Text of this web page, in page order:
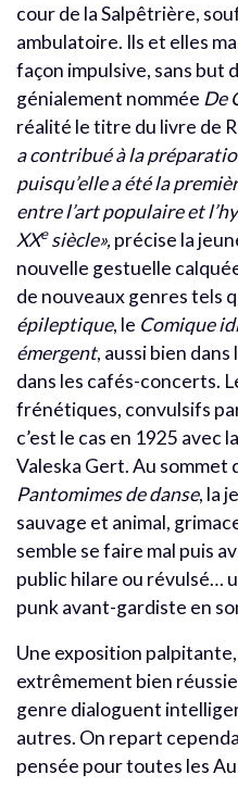
cour de la Salpêtrière,
ambulatoire. Ils et elles
façon impulsive, sans but
génialement nommée De
réalité le titre du livre de
a contribué à la
puisqu’elle a été la
entre l’art populaire et
XXesiècle»,précise la
nouvelle gestuelle
de nouveaux genres tels
épileptique, le Comique
émergent, aussi bien
dans les cafés-concerts.
frénétiques, convulsifs
c’est le cas en 1925 avec
Valeska Gert. Au sommet
Pantomimes de danse, la
sauvage et animal,
semble se faire mal puis
public hilare ou révulsé…
punk avant-gardiste en
Une exposition
extrêmement bien
genre dialoguent
autres. On repart
pensée pour toutes les